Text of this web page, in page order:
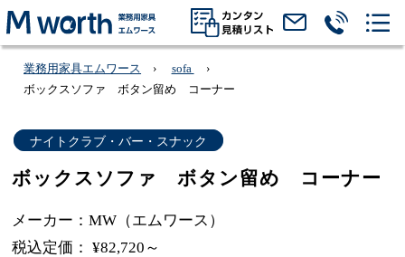
業務用家具エムワース
sofa
ボックスソファ ボタン留め コーナー
ナイトクラブ・バー・スナック
ボックスソファ ボタン留め コーナー
メーカー：MW（エムワース）
税込定価： ¥82,720～